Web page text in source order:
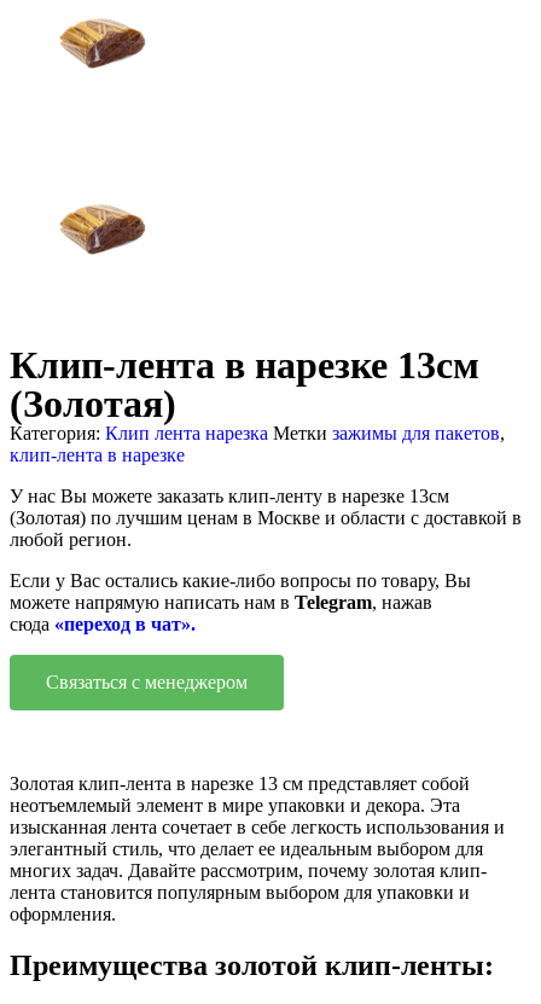
Клип-лента в нарезке 13см
(Золотая)
Категория: Клип лента нарезка Метки зажимы для пакетов,
клип-лента в нарезке
У нас Вы можете заказать клип-ленту в нарезке 13см
(Золотая) по лучшим ценам в Москве и области с доставкой в
любой регион.
Если у Вас остались какие-либо вопросы по товару, Вы
можете напрямую написать нам в Telegram, нажав
сюда «переход в чат».
Связаться с менеджером
Золотая клип-лента в нарезке 13 см представляет собой
неотъемлемый элемент в мире упаковки и декора. Эта
изысканная лента сочетает в себе легкость использования и
элегантный стиль, что делает ее идеальным выбором для
многих задач. Давайте рассмотрим, почему золотая клип-
лента становится популярным выбором для упаковки и
оформления.
Преимущества золотой клип-ленты: